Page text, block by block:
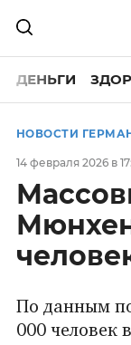
ДЕНЬГИ
НОВОСТИ
14 февраля 2026 в
По данным
000 человек